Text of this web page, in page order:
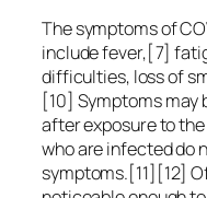
The symptoms of
include fever,[7]
difficulties, loss of
[10] Symptoms may
after exposure to
who are infected do
symptoms.[11][12]